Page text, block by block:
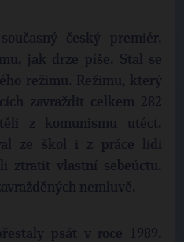
český premiér.
jak drze píše. Stal se
režimu. Režimu, který
zavraždit celkem 282
z komunismu utéct.
ze škol i z práce lidi
ztratit vlastní sebeúctu.
nemluvě.
psát v roce 1989.